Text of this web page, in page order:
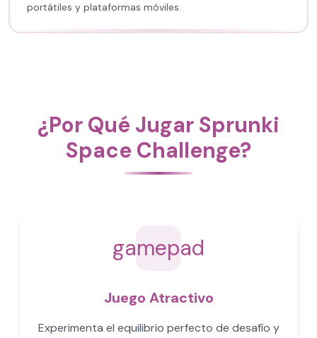
portátiles y plataformas móviles.
¿Por Qué Jugar Sprunki
Space Challenge?
gamepad
Juego Atractivo
Experimenta el equilibrio perfecto de desafío y